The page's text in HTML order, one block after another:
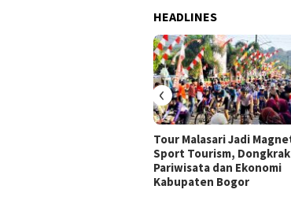
HEADLINES
Tour Malasari Jadi
Sport Tourism, Dongkrak
Pariwisata dan Ekonomi
Kabupaten Bogor
‹